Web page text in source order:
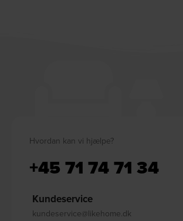
Hvordan kan vi hjælpe?
+45 71 74 71 34
Kundeservice
kundeservice@likehome.dk